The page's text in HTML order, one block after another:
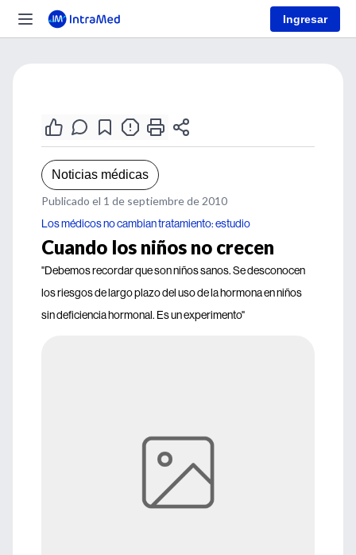
Ingresar
Noticias médicas
Publicado el 1 de septiembre de 2010
Los médicos no cambian tratamiento: estudio
Cuando los niños no crecen
"Debemos recordar que son niños sanos. Se desconocen
los riesgos de largo plazo del uso de la hormona en niños
sin deficiencia hormonal. Es un experimento"